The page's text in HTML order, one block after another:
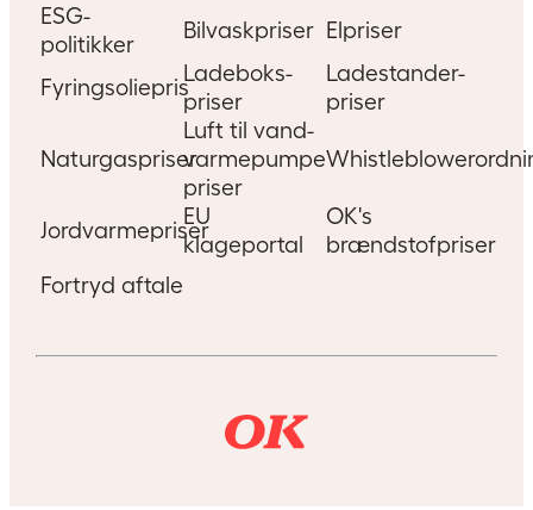
5 ting, der koster et klip i
kørekortet
Hvilke forseelser er egentlig så
farlige, at de koster et klip? Se
fem eksempler her.
ESG-
politikker
Bilvaskpriser Elpriser
Fyringsoliepris
Ladeboks-
priser
Ladestander-
priser
Naturgaspriser
Luft til vand-
varmepumpe
priser
Jordvarmepriser
EU
klageportal
OK's
brændstofpriser
Fortryd aftale